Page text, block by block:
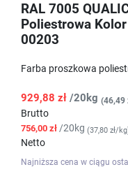
RAL 7005
Poliestrowa
00203
Farba proszkowa
929,88 zł /20kg (46,49
Brutto
756,00 zł /20kg (37,80 zł/
Netto
Najniższa cena w ciągu